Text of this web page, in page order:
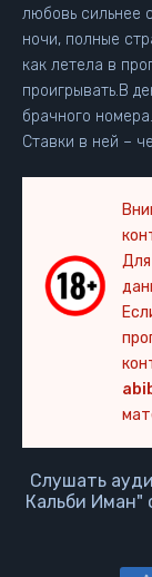
любовь сильнее
ночи, полные
как летела в
проигрывать.В
брачного
Ставки в ней –
Слушать
Кальби Иман"